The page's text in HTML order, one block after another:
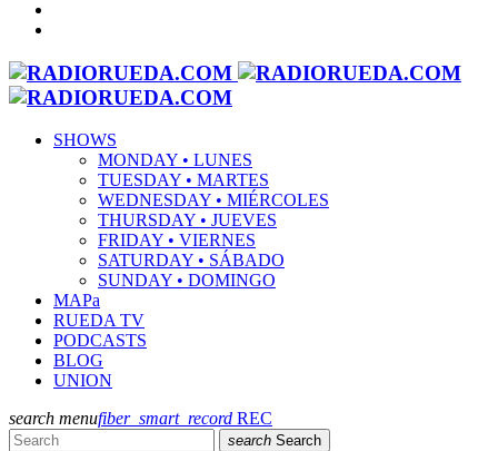
SHOWS
MONDAY • LUNES
TUESDAY • MARTES
WEDNESDAY • MIÉRCOLES
THURSDAY • JUEVES
FRIDAY • VIERNES
SATURDAY • SÁBADO
SUNDAY • DOMINGO
MAPa
RUEDA TV
PODCASTS
BLOG
UNION
search menufiber_smart_record REC
search Search